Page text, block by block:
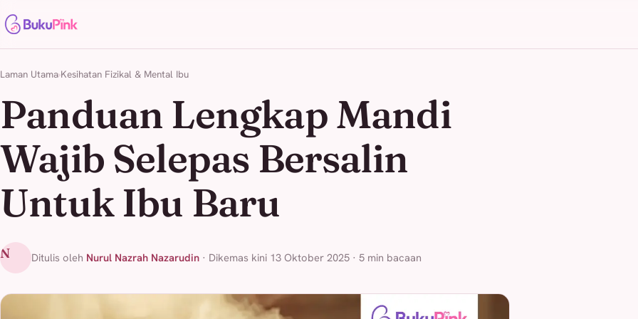
Laman Utama Kesihatan Fizikal & Mental Ibu
Panduan Lengkap Mandi
Wajib Selepas Bersalin
Untuk Ibu Baru
N Ditulis oleh Nurul Nazrah Nazarudin · Dikemas kini 13 Oktober 2025 · 5 min bacaan